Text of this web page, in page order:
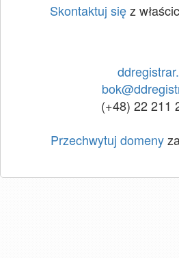
Skontaktuj sięz
(+48) 22 211
Przechwytuj domeny